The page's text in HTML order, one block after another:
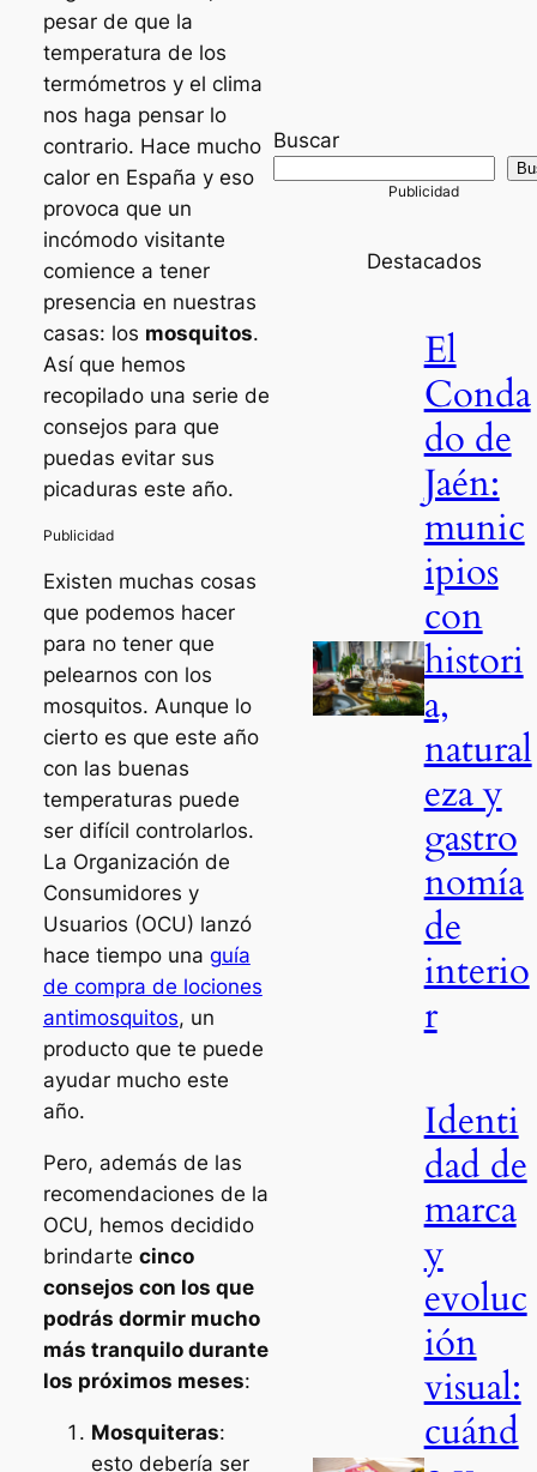
pesar de que la
temperatura de los
termómetros y el clima
nos haga pensar lo
contrario. Hace mucho
calor en España y eso
provoca que un
incómodo visitante
comience a tener
presencia en nuestras
casas: los mosquitos.
Así que hemos
recopilado una serie de
consejos para que
puedas evitar sus
picaduras este año.
Existen muchas cosas
que podemos hacer
para no tener que
pelearnos con los
mosquitos. Aunque lo
cierto es que este año
con las buenas
temperaturas puede
ser difícil controlarlos.
La Organización de
Consumidores y
Usuarios (OCU) lanzó
hace tiempo una guía
de compra de lociones
antimosquitos, un
producto que te puede
ayudar mucho este
año.
Pero, además de las
recomendaciones de la
OCU, hemos decidido
brindarte cinco
consejos con los que
podrás dormir mucho
más tranquilo durante
los próximos meses:
Mosquiteras:
esto debería ser
Buscar
Destacados
El
Conda
do de
Jaén:
munic
ipios
con
histori
a,
natural
eza y
gastro
nomía
de
interio
r
Identi
dad de
marca
y
evoluc
ión
visual:
cuánd